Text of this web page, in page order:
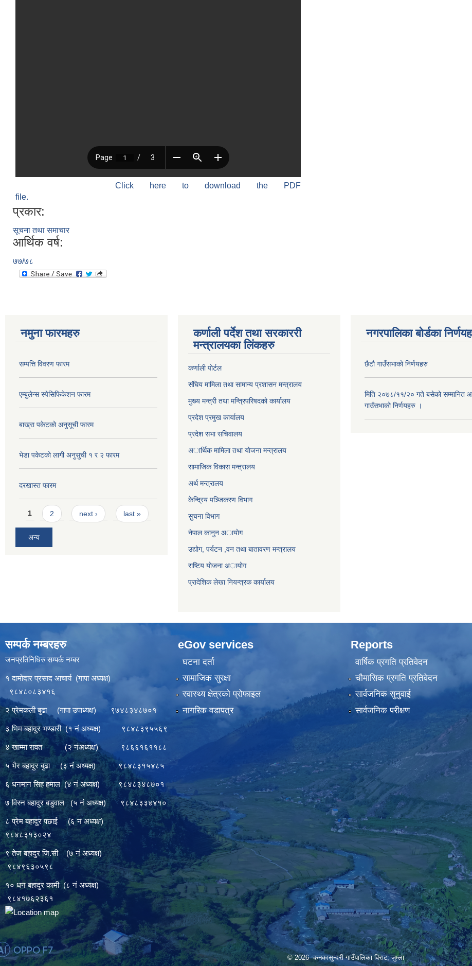
Click here to download the PDF
file.
प्रकार:
सूचना तथा समाचार
आर्थिक वर्ष:
७७/७८
नमुना फारमहरु
सम्पत्ति विवरण फारम
एम्बुलेन्स स्पेसिफिकेशन फारम
बाख्रा पकेटको अनुसूची फारम
भेडा पकेटको लागी अनुसुची १ र २ फारम
दरखास्त फारम
Pages
1 2 next › last »
अन्य
कर्णाली पर्देश तथा सरकाररी
मन्त्रालयका लिंकहरु
कर्णाली पाेर्टल
संघिय मामिला तथा सामान्य प्रशासन मन्त्रालय
मुख्य मन्त्री तथा मन्त्रिपरिषदको कार्यालय
प्रदेश प्रमुख कार्यालय
प्रदेश सभा सचिवालय
अार्थिक मामिला तथा याेजना मन्त्रालय
सामाजिक विकास मन्त्रालय
अर्थ मन्त्रालय
केन्द्रिय पञ्जिकरण विभाग
सुचना विभाग
नेपाल कानुन अायाेग
उद्योग, पर्यटन ,वन तथा बातावरण मन्त्रालय
राष्टिय याेजना अायोग
प्रादेशिक लेखा नियन्त्रक कार्यालय
नगरपालिका बोर्डका
छैटौ गाउँसभाको निर्णयहरु
मिति २०७८/११/२० गते बसेको सम्मानित
गाउँसभाको निर्णयहरु ।
सम्पर्क नम्बरहरु
जनप्रतिनिधिरु सम्पर्क नम्बर
१ दामोदार प्रसाद आचार्य (गापा अध्यक्ष)
९८४८०८३४१६
२ प्रेमकली बुढा (गापा उपाध्यक्ष) ९७४८३४८७०१
३ भिम बहादुर भण्डारी (१ नं अध्यक्ष) ९८४८३९५५६९
४ खाम्मा रावत (२ नंअध्यक्ष) ९८६६१६११८८
५ भैर बहादुर बुढा (३ नं अध्यक्ष) ९८४८३१५४८५
६ धनमान सिह हमाल (४ नं अध्यक्ष) ९८४८३४८७०१
७ विस्न बहादुर बडुवाल (५ नं अध्यक्ष) ९८४८३३४४१०
८ प्रेम बहादुर पछाई (६ नं अध्यक्ष)
९८४८३१३०२४
९ तेज बहादुर जि.सी (७ नं अध्यक्ष)
९८४९६३०५९८
१० धन बहादुर कामी (८ नं अध्यक्ष)
९८४१७६२३६१
eGov services
घटना दर्ता
सामाजिक सुरक्षा
स्वास्थ्य क्षेत्रको प्रोफाइल
नागरिक वडापत्र
Reports
वार्षिक प्रगति प्रतिवेदन
चौमासिक प्रगति प्रतिवेदन
सार्वजनिक सुनुवाई
सार्वजनिक परीक्षण
© 2026 कनकासुन्दरी गाउँपालिका विराट, जुम्ला